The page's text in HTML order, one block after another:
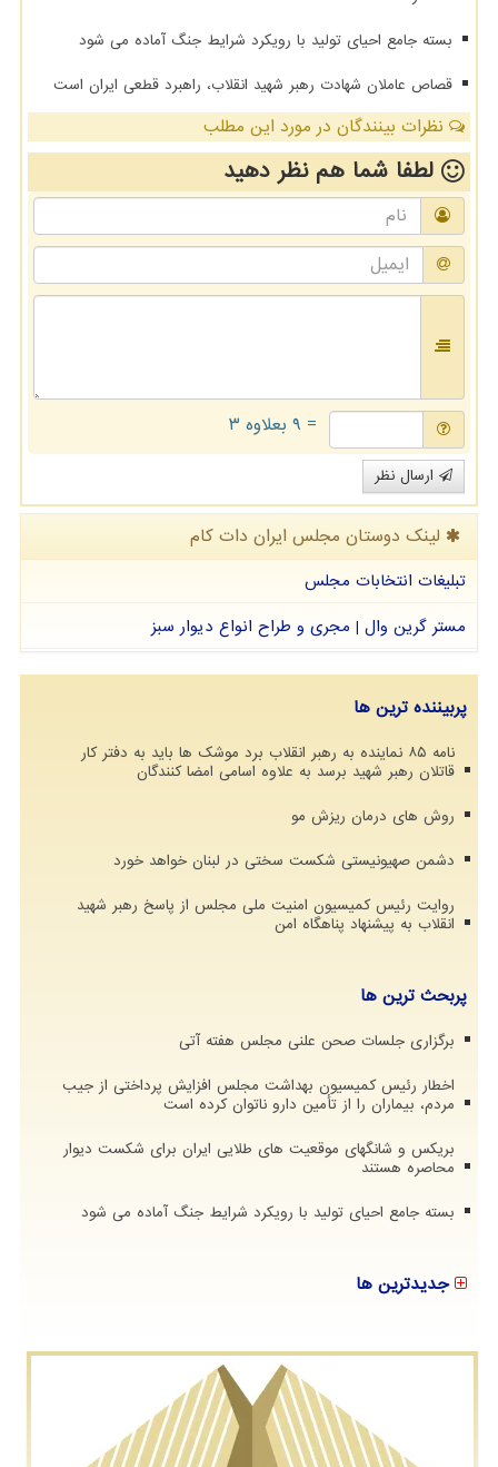
بسته جامع احیای تولید با رویکرد شرایط جنگ آماده می شود
قصاص عاملان شهادت رهبر شهید انقلاب، راهبرد قطعی ایران است
نظرات بینندگان در مورد این مطلب
لطفا شما همنظر دهید
= ۹ بعلاوه ۳
ارسال نظر
لینک دوستان مجلس ایران دات كام
تبلیغات انتخابات مجلس
مستر گرین وال | مجری و طراح انواع دیوار سبز
پربیننده ترین ها
نامه ۸۵ نماینده به رهبر انقلاب برد موشک ها باید به دفتر کار
قاتلان رهبر شهید برسد به علاوه اسامی امضا کنندگان
روش های درمان ریزش مو
دشمن صهیونیستی شکست سختی در لبنان خواهد خورد
روایت رئیس کمیسیون امنیت ملی مجلس از پاسخ رهبر شهید
انقلاب به پیشنهاد پناهگاه امن
پربحث ترین ها
برگزاری جلسات صحن علنی مجلس هفته آتی
اخطار رئیس کمیسیون بهداشت مجلس افزایش پرداختی از جیب
مردم، بیماران را از تأمین دارو ناتوان کرده است
بریکس و شانگهای موقعیت های طلایی ایران برای شکست دیوار
محاصره هستند
بسته جامع احیای تولید با رویکرد شرایط جنگ آماده می شود
جدیدترین ها